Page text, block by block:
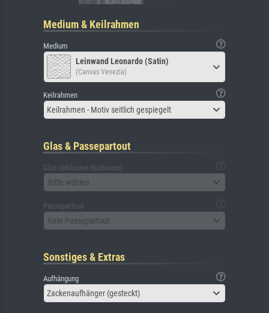
Medium & Keilrahmen
Medium
Leinwand Leonardo (Satin)
(Canvas Venezia)
Keilrahmen
Keilrahmen - Motiv seitlich gespiegelt
Glas & Passepartout
Glas (inklusive Rückwand)
Bitte wählen
Passepartout
Kein Passepartout
Sonstiges & Extras
Aufhängung
Zackenaufhänger (gesteckt)